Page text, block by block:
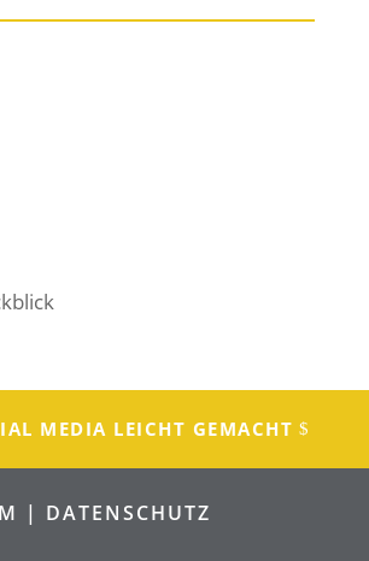
MEDIA LEICHT GEMACHT
| DATENSCHUTZ